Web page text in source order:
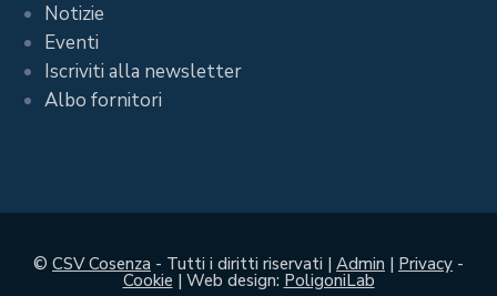
Notizie
Eventi
Iscriviti alla newsletter
Albo fornitori
© CSV Cosenza - Tutti i diritti riservati | Admin | Privacy -
Cookie | Web design: PoligoniLab